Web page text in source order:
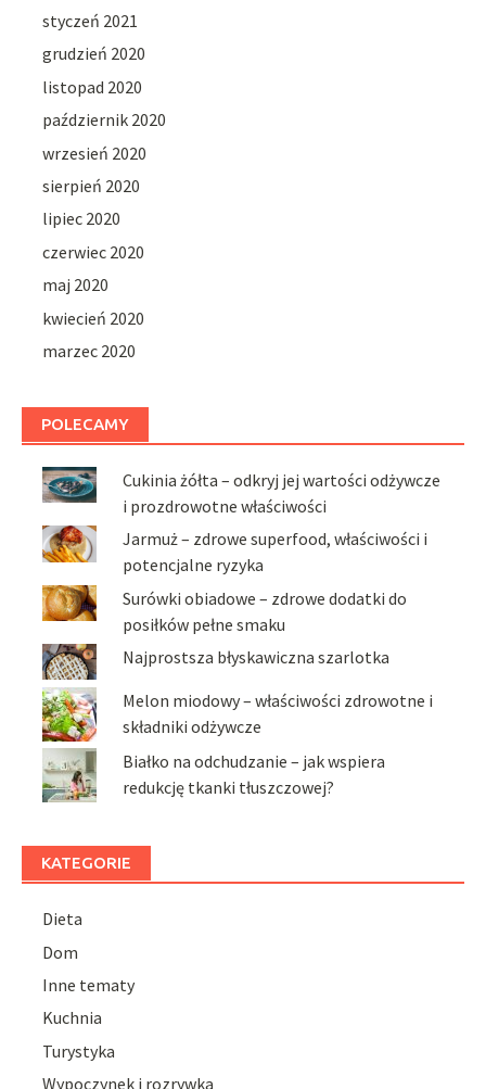
styczeń 2021
grudzień 2020
listopad 2020
październik 2020
wrzesień 2020
sierpień 2020
lipiec 2020
czerwiec 2020
maj 2020
kwiecień 2020
marzec 2020
POLECAMY
Cukinia żółta – odkryj jej wartości odżywcze
i prozdrowotne właściwości
Jarmuż – zdrowe superfood, właściwości i
potencjalne ryzyka
Surówki obiadowe – zdrowe dodatki do
posiłków pełne smaku
Najprostsza błyskawiczna szarlotka
Melon miodowy – właściwości zdrowotne i
składniki odżywcze
Białko na odchudzanie – jak wspiera
redukcję tkanki tłuszczowej?
KATEGORIE
Dieta
Dom
Inne tematy
Kuchnia
Turystyka
Wypoczynek i rozrywka